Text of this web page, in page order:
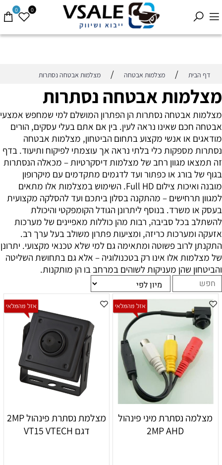
0 0
דף הבית / מצלמות אבטחה / מצלמות אבטחה נסתרות
מצלמות אבטחה נסתרות
מצלמות אבטחה נסתרות הן הפתרון המושלם למי שמחפש אמצעי
אבטחה חכם שאינו נראה לעין. בין אם אתם בעלי עסקים, הורים
מודאגים או אנשי מקצוע בתחום הביטחון, מצלמות אבטחה
נסתרות מספקות כלי בלתי נראה אך עוצמתי לפיקוח ותיעוד. בדף
זה תמצאו מגוון רחב של מצלמות דיסקרטיות – מכאלה הנסתרות
בגוף של בורג או כפתור ועד לדגמים מתקדמים עם מיקרופון
מובנה ואיכות צילום Full HD. השימוש במצלמות אלו מתאים
למגוון תרחישים – מהתקנה בסלון ביתכם ועד להסלקה מקצועית
בעסק או משרד. בנוסף ליתרונן הגודל הקומפקטי והיכולת
להשתלב בכל סביבה, רבות מהן כוללות מאפיינים של מערכות
אזעקה ומערכות כריזה, ומציעות פתרון משולב בעל ערך רב.
התקנתן לרוב פשוטה ומתאימה גם למי שלא טכנאי מקצועי. יתרונן
של מצלמות אלו אינו רק בטכנולוגיה – אלא גם בתחושת השליטה
והביטחון שהן מעניקות לשוהים במרחב בו הן מותקנות.
מצלמה נסתרת מיני פינהול
2MP AHD
מצלמת נסתרת פינהול 2MP
דגם VT15 VTECH